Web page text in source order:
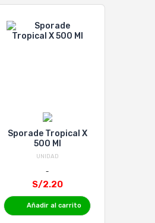
Sporade Tropical X
500 Ml
UNIDAD
S/2.20
Añadir al carrito